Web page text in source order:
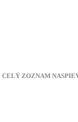
CELÝ ZOZNAM